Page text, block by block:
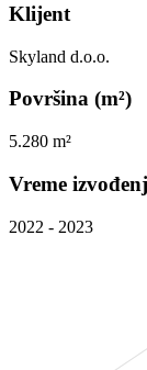
Klijent
Skyland d.o.o.
Površina (m²)
5.280 m²
Vreme
2022 - 2023